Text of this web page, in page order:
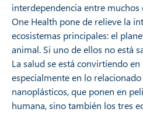
interdependencia entre
One Health pone de relieve la
ecosistemas principales: el
animal. Si uno de ellos no está
La salud se está convirtiendo
especialmente en lo
nanoplásticos, que ponen en
humana, sino también los tres